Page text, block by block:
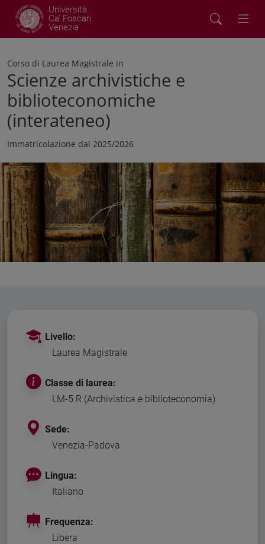
Università
Ca' Foscari
Venezia
Corso di Laurea Magistrale in
Scienze archivistiche e
biblioteconomiche
(interateneo)
Immatricolazione dal 2025/2026
Livello:
Laurea Magistrale
Classe di laurea:
LM-5 R (Archivistica e biblioteconomia)
Sede:
Venezia-Padova
Lingua:
Italiano
Frequenza:
Libera